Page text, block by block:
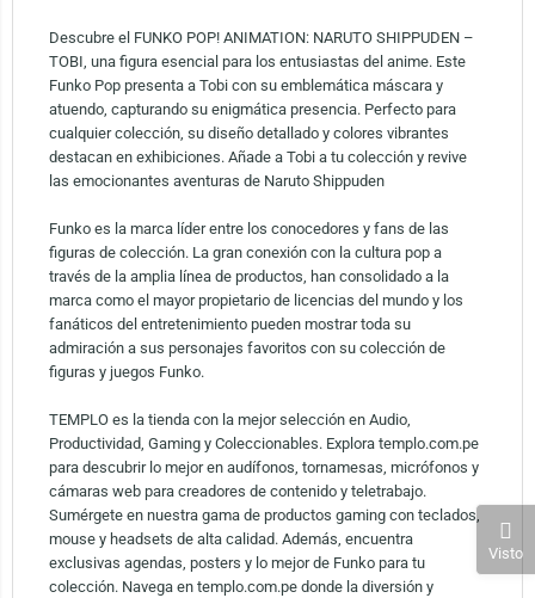
Descubre el FUNKO POP! ANIMATION: NARUTO SHIPPUDEN –
TOBI, una figura esencial para los entusiastas del anime. Este
Funko Pop presenta a Tobi con su emblemática máscara y
atuendo, capturando su enigmática presencia. Perfecto para
cualquier colección, su diseño detallado y colores vibrantes
destacan en exhibiciones. Añade a Tobi a tu colección y revive
las emocionantes aventuras de Naruto Shippuden
Funko es la marca líder entre los conocedores y fans de las
figuras de colección. La gran conexión con la cultura pop a
través de la amplia línea de productos, han consolidado a la
marca como el mayor propietario de licencias del mundo y los
fanáticos del entretenimiento pueden mostrar toda su
admiración a sus personajes favoritos con su colección de
figuras y juegos Funko.
TEMPLO es la tienda con la mejor selección en Audio,
Productividad, Gaming y Coleccionables. Explora templo.com.pe
para descubrir lo mejor en audífonos, tornamesas, micrófonos y
cámaras web para creadores de contenido y teletrabajo.
Sumérgete en nuestra gama de productos gaming con teclados,
mouse y headsets de alta calidad. Además, encuentra
exclusivas agendas, posters y lo mejor de Funko para tu
colección. Navega en templo.com.pe donde la diversión y
Visto